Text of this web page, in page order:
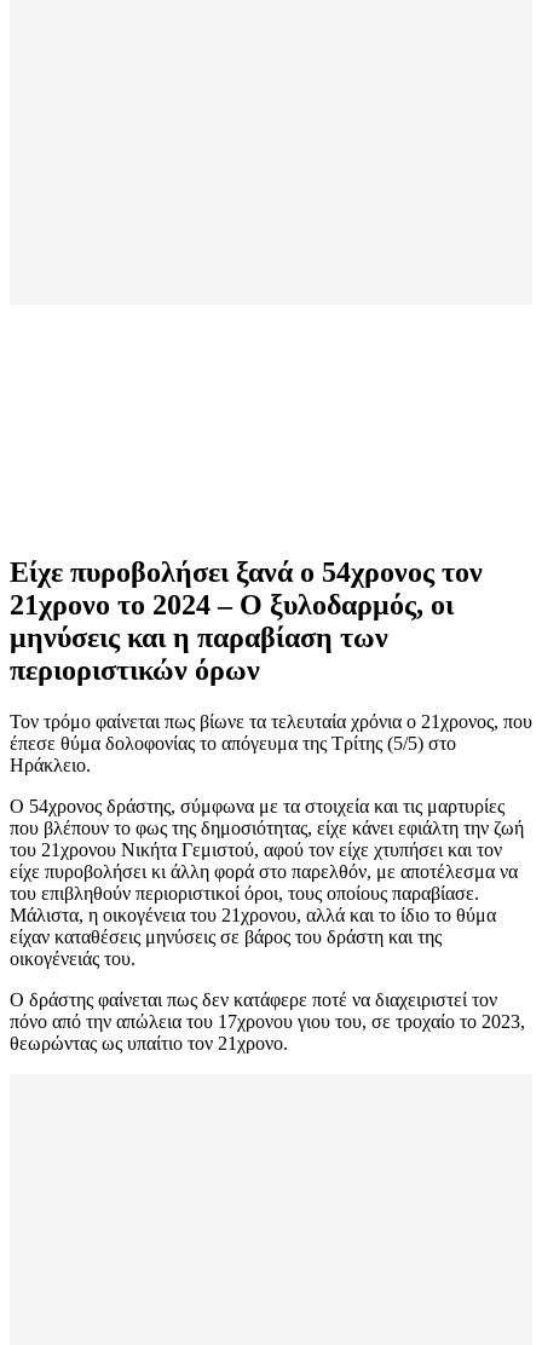
Είχε πυροβολήσει ξανά ο 54χρονος τον
21χρονο το 2024 – Ο ξυλοδαρμός, οι
μηνύσεις και η παραβίαση των
περιοριστικών όρων
Τον τρόμο φαίνεται πως βίωνε τα τελευταία χρόνια ο 21χρονος, που
έπεσε θύμα δολοφονίας το απόγευμα της Τρίτης (5/5) στο
Ηράκλειο.
Ο 54χρονος δράστης, σύμφωνα με τα στοιχεία και τις μαρτυρίες
που βλέπουν το φως της δημοσιότητας, είχε κάνει εφιάλτη την ζωή
του 21χρονου Νικήτα Γεμιστού, αφού τον είχε χτυπήσει και τον
είχε πυροβολήσει κι άλλη φορά στο παρελθόν, με αποτέλεσμα να
του επιβληθούν περιοριστικοί όροι, τους οποίους παραβίασε.
Μάλιστα, η οικογένεια του 21χρονου, αλλά και το ίδιο το θύμα
είχαν καταθέσεις μηνύσεις σε βάρος του δράστη και της
οικογένειάς του.
Ο δράστης φαίνεται πως δεν κατάφερε ποτέ να διαχειριστεί τον
πόνο από την απώλεια του 17χρονου γιου του, σε τροχαίο το 2023,
θεωρώντας ως υπαίτιο τον 21χρονο.